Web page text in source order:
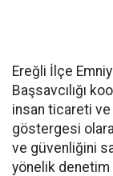
Ereğli İlçe
Başsavcılığı
insan ticareti ve
göstergesi
ve güvenliğini
yönelik denetim